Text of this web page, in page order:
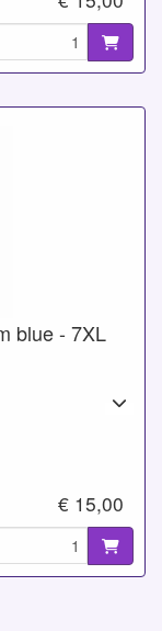
blue - 7XL
€ 15,00